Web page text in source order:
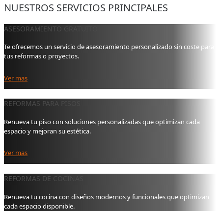
NUESTROS SERVICIOS PRINCIPALES
ASESORAMIENTO GRATUITO
Te ofrecemos un servicio de asesoramiento personalizado sin coste para
tus reformas o proyectos.
Ver mas
REFORMAS PARA PISOS
Renueva tu piso con soluciones personalizadas que optimizan cada
espacio y mejoran su estética.
Ver mas
REFORMAS DE COCINAS
Renueva tu cocina con diseños modernos y funcionales que optimizan
cada espacio disponible.